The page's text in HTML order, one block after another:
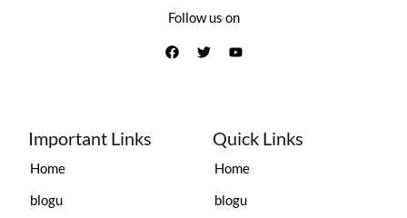
Follow us on
Important Links
Home
blogu
Quick Links
Home
blogu